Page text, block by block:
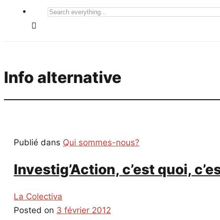
Search
Info alternative
Publié dans Qui sommes-nous?
Investig’Action, c’est quoi,
La Colectiva
Posted on 3 février 2012